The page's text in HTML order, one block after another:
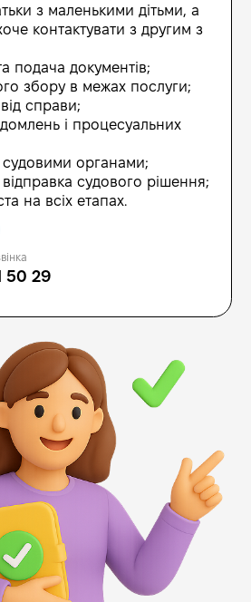
з маленькими дітьми, а
контактувати з другим з
подача документів;
збору в межах послуги;
справи;
і процесуальних
судовими органами;
судового рішення;
на всіх етапах.
50 29